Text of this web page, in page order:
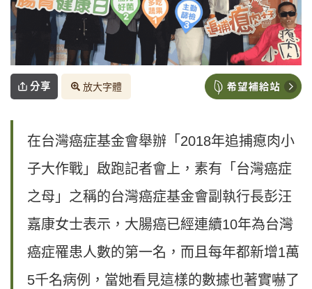
分享 放大字體
在台灣癌症基金會舉辦「2018年追捕瘜肉小
子大作戰」啟跑記者會上，素有「台灣癌症
之母」之稱的台灣癌症基金會副執行長彭汪
嘉康女士表示，大腸癌已經連續10年為台灣
癌症罹患人數的第一名，而且每年都新增1萬
5千名病例，當她看見這樣的數據也著實嚇了